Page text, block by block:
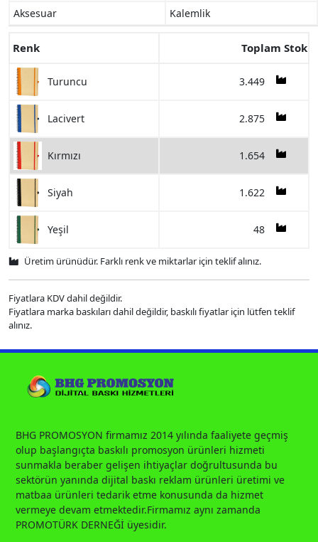
Aksesuar
Kalemlik
Renk Toplam Stok
Turuncu 3.449
Lacivert 2.875
Kırmızı 1.654
Siyah 1.622
Yeşil 48
Üretim ürünüdür. Farklı renk ve miktarlar için teklif alınız.
Fiyatlara KDV dahil değildir.
Fiyatlara marka baskıları dahil değildir, baskılı fiyatlar için lütfen teklif
alınız.
BHG PROMOSYON firmamız 2014 yılında faaliyete geçmiş
olup başlangıçta baskılı promosyon ürünleri hizmeti
sunmakla beraber gelişen ihtiyaçlar doğrultusunda bu
sektörün yanında dijital baskı reklam ürünleri üretimi ve
matbaa ürünleri tedarik etme konusunda da hizmet
vermeye devam etmektedir.Firmamız aynı zamanda
PROMOTÜRK DERNEĞİ üyesidir.